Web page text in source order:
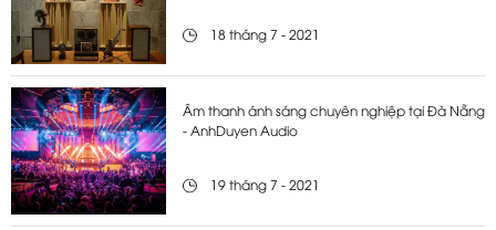
18 tháng 7 - 2021
Âm thanh ánh sáng chuyên nghiệp tại Đà Nẵng
- AnhDuyen Audio
19 tháng 7 - 2021